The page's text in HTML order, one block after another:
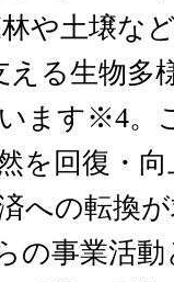
や土壌な
る生物多
ます※4。
を回復・
への転換
の事業活